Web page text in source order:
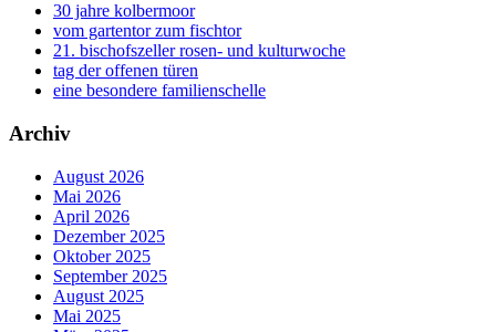
30 jahre kolbermoor
vom gartentor zum fischtor
21. bischofszeller rosen- und kulturwoche
tag der offenen türen
eine besondere familienschelle
Archiv
August 2026
Mai 2026
April 2026
Dezember 2025
Oktober 2025
September 2025
August 2025
Mai 2025